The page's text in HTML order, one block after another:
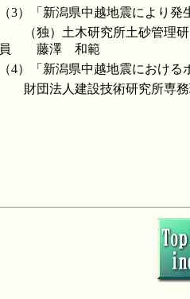
（3）「新潟県中越地震により発
（独）土木研究所土砂管理研
員 藤澤 和範
（4）「新潟県中越地震におけ
財団法人建設技術研究所